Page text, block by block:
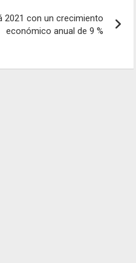
2021 con un crecimiento
económico anual de 9 %